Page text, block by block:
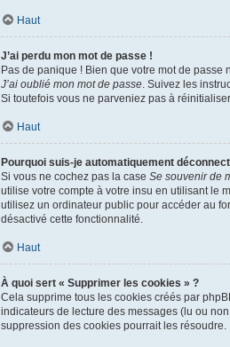
Haut
J’ai perdu mon mot de passe !
Pas de panique ! Bien que votre mot de
J’ai oublié mon mot de passe. Suivez les
Si toutefois vous ne parveniez pas à
Haut
Pourquoi suis-je automatiquement
Si vous ne cochez pas la case Se souvenir de
utilise votre compte à votre insu en utilisant le
utilisez un ordinateur public pour accéder au
désactivé cette fonctionnalité.
Haut
À quoi sert « Supprimer les cookies » ?
Cela supprime tous les cookies créés par
indicateurs de lecture des messages (lu ou
suppression des cookies pourrait les résoudre.